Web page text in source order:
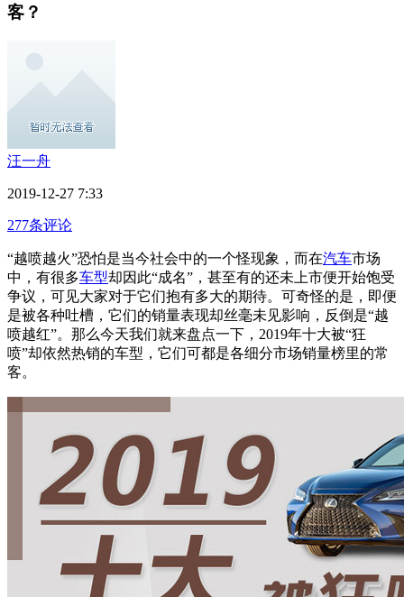
客？
汪一舟
2019-12-27 7:33
277条评论
“越喷越火”恐怕是当今社会中的一个怪现象，而在汽车市场
中，有很多车型却因此“成名”，甚至有的还未上市便开始饱受
争议，可见大家对于它们抱有多大的期待。可奇怪的是，即便
是被各种吐槽，它们的销量表现却丝毫未见影响，反倒是“越
喷越红”。那么今天我们就来盘点一下，2019年十大被“狂
喷”却依然热销的车型，它们可都是各细分市场销量榜里的常
客。